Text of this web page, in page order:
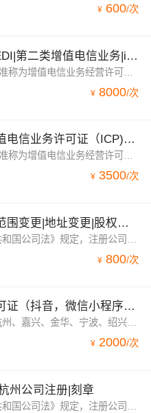
¥ 600/次
上海ICP|上海EDI|第二类增值电信业务|icp|edi
¥ 8000/次
小程序上架增值电信业务许可证（ICP)银行支付通道
¥ 3500/次
杭州公司工商范围变更|地址变更|股权变更|法人变更|注册资本变更
¥ 800/次
出版物经营许可证（抖音，微信小程序，淘宝）
专业办理浙江（杭州、嘉兴、金华、宁波、绍兴、衢州、温州）上海、江苏、安徽、福建、山东等全国各地的出版物零售以及出版物批发。出版物经营许可证又可以称为图书经营许可证，是指从事报纸、期刊、图书、电子出版物等批发或者零售业务的企业需要办理的行政性许可证书。
¥ 2000/次
州公司注册|刻章